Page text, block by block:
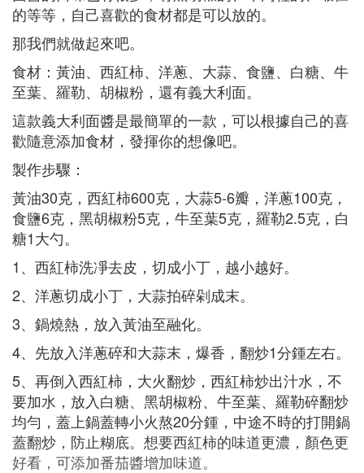
的等等，自己喜歡的食材都是可以放的。
那我們就做起來吧。
食材：黃油、西紅柿、洋蔥、大蒜、食鹽、白糖、牛
至葉、羅勒、胡椒粉，還有義大利面。
這款義大利面醬是最簡單的一款，可以根據自己的喜
歡隨意添加食材，發揮你的想像吧。
製作步驟：
黃油30克，西紅柿600克，大蒜5-6瓣，洋蔥100克，
食鹽6克，黑胡椒粉5克，牛至葉5克，羅勒2.5克，白
糖1大勺。
1、西紅柿洗凈去皮，切成小丁，越小越好。
2、洋蔥切成小丁，大蒜拍碎剁成末。
3、鍋燒熱，放入黃油至融化。
4、先放入洋蔥碎和大蒜末，爆香，翻炒1分鍾左右。
5、再倒入西紅柿，大火翻炒，西紅柿炒出汁水，不
要加水，放入白糖、黑胡椒粉、牛至葉、羅勒碎翻炒
均勻，蓋上鍋蓋轉小火熬20分鍾，中途不時的打開鍋
蓋翻炒，防止糊底。想要西紅柿的味道更濃，顏色更
好看，可添加番茄醬增加味道。